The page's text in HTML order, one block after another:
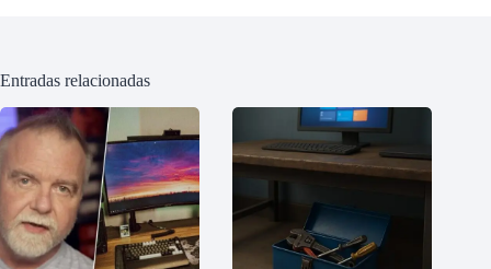
Entradas relacionadas